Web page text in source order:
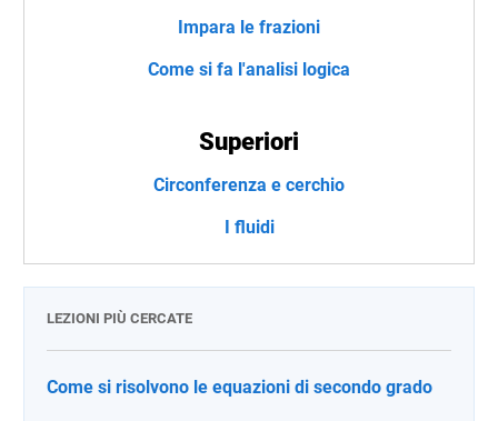
Impara le frazioni
Come si fa l'analisi logica
Superiori
Circonferenza e cerchio
I fluidi
LEZIONI PIÙ CERCATE
Come si risolvono le equazioni di secondo grado